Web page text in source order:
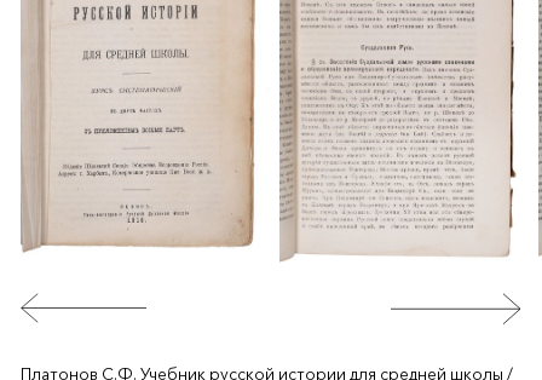
Платонов С.Ф. Учебник русской истории для средней школы /